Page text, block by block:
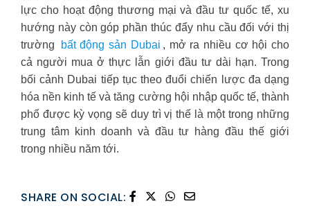
lực cho hoạt động thương mại và đầu tư quốc tế, xu
hướng này còn góp phần thúc đẩy nhu cầu đối với thị
trường
bất động sản Dubai , mở ra nhiều cơ hội cho
cả người mua ở thực lẫn giới đầu tư dài hạn. Trong
bối cảnh Dubai tiếp tục theo đuổi chiến lược đa dạng
hóa nền kinh tế và tăng cường hội nhập quốc tế, thành
phố được kỳ vọng sẽ duy trì vị thế là một trong những
trung tâm kinh doanh và đầu tư hàng đầu thế giới
trong nhiều năm tới.
SHARE ON SOCIAL: